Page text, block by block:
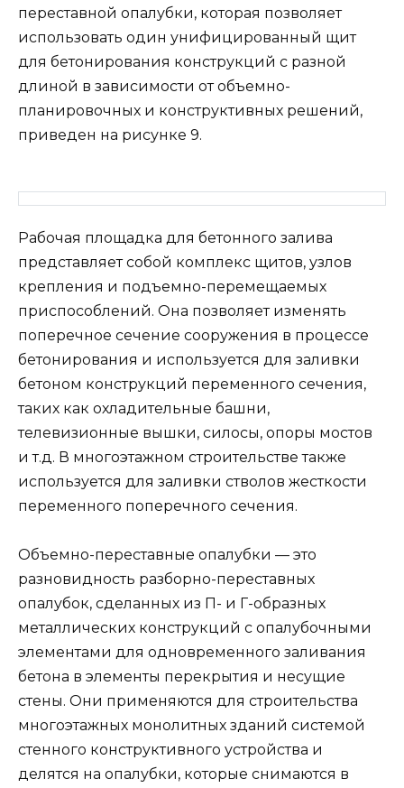
переставной опалубки, которая позволяет
использовать один унифицированный щит
для бетонирования конструкций с разной
длиной в зависимости от объемно-
планировочных и конструктивных решений,
приведен на рисунке 9.
Рабочая площадка для бетонного залива
представляет собой комплекс щитов, узлов
крепления и подъемно-перемещаемых
приспособлений. Она позволяет изменять
поперечное сечение сооружения в процессе
бетонирования и используется для заливки
бетоном конструкций переменного сечения,
таких как охладительные башни,
телевизионные вышки, силосы, опоры мостов
и т.д. В многоэтажном строительстве также
используется для заливки стволов жесткости
переменного поперечного сечения.
Объемно-переставные опалубки — это
разновидность разборно-переставных
опалубок, сделанных из П- и Г-образных
металлических конструкций с опалубочными
элементами для одновременного заливания
бетона в элементы перекрытия и несущие
стены. Они применяются для строительства
многоэтажных монолитных зданий системой
стенного конструктивного устройства и
делятся на опалубки, которые снимаются в